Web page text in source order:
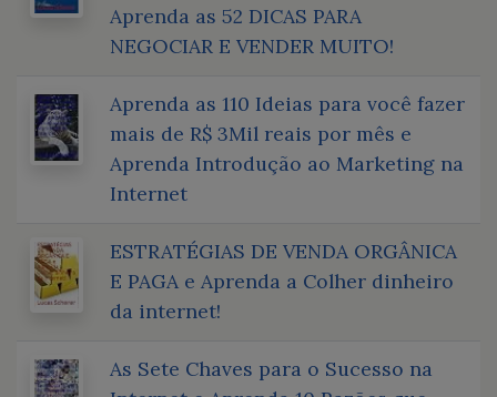
Aprenda as 52 DICAS PARA
NEGOCIAR E VENDER MUITO!
Aprenda as 110 Ideias para você fazer
mais de R$ 3Mil reais por mês e
Aprenda Introdução ao Marketing na
Internet
ESTRATÉGIAS DE VENDA ORGÂNICA
E PAGA e Aprenda a Colher dinheiro
da internet!
As Sete Chaves para o Sucesso na